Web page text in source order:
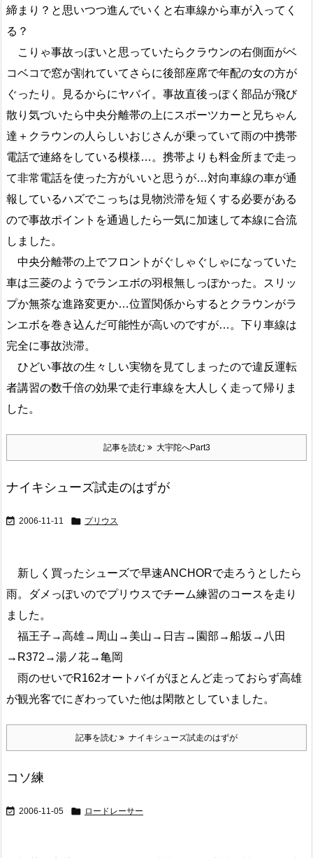
締まり？と思いつつ進んでいくと右車線から車が入ってく
る？
こりゃ事故っぽいと思っていたらクラウンの右側面がベ
コベコで窓が割れていてさらに後部座席で年配の女の方が
ぐったり。見るからにヤバイ。事故直後っぽく部品が飛び
散り気づいたら中央分離帯の上にスポーツカーと兄ちゃん
達＋クラウンの人らしいおじさんが乗っていて雨の中携帯
電話で連絡をしている模様…。携帯よりも料金所まで走っ
て非常電話を使った方がいいと思うが…対向車線の車が通
報しているハズでこっちは見物渋滞を短くする必要がある
ので事故ポイントを通過したら一気に加速して本線に合流
しました。
中央分離帯の上でフロントがぐしゃぐしゃになっていた
車は三菱のようでランエボの羽根無しっぽかった。スリッ
プか無茶な進路変更か…位置関係からするとクラウンがラ
ンエボを巻き込んだ可能性が高いのですが…。下り車線は
完全に事故渋滞。
ひどい事故の生々しい実物を見てしまったので違反運転
者講習の数千倍の効果で走行車線を大人しく走って帰りま
した。
記事を読む 大宇陀へPart3
ナイキシューズ試走のはずが
 2006-11-11  プリウス
新しく買ったシューズで早速ANCHORで走ろうとしたら
雨。ダメっぽいのでプリウスでチーム練習のコースを走り
ました。
福王子→高雄→周山→美山→日吉→園部→船坂→八田
→R372→湯ノ花→亀岡
雨のせいでR162オートバイがほとんど走っておらず高雄
が観光客でにぎわっていた他は閑散としていました。
記事を読む ナイキシューズ試走のはずが
コソ練
 2006-11-05  ロードレーサー